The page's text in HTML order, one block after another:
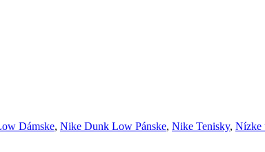
Dámske, Nike Dunk Low Pánske, Nike Tenisky, Nízke